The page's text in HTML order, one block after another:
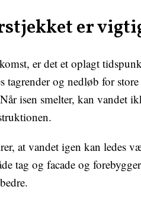
er
er det et oplagt
tagrender og nedløb for
isen smelter, kan vandet
at vandet igen kan ledes
tag og facade og